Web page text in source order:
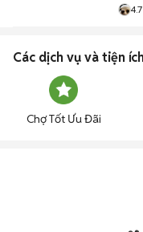
4.7
Các dịch vụ và tiện ích
Chợ Tốt Ưu Đãi